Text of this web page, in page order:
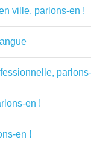
ville, parlons-en !
en !
en !